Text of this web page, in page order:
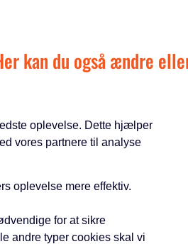
kan du også ændre
oplevelse. Dette hjælper
vores partnere til analyse
oplevelse mere effektiv.
for at sikre
andre typer cookies skal vi